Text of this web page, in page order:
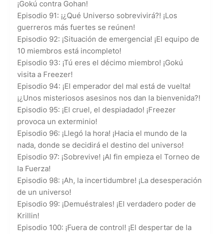
¡Gokú contra Gohan!
Episodio 91: ¡¿Qué Universo sobrevivirá?! ¡Los
guerreros más fuertes se reúnen!
Episodio 92: ¡Situación de emergencia! ¡El equipo de
10 miembros está incompleto!
Episodio 93: ¡Tú eres el décimo miembro! ¡Gokú
visita a Freezer!
Episodio 94: ¡El emperador del mal está de vuelta!
¡¿Unos misteriosos asesinos nos dan la bienvenida?!
Episodio 95: ¡El cruel, el despiadado! ¡Freezer
provoca un exterminio!
Episodio 96: ¡Llegó la hora! ¡Hacia el mundo de la
nada, donde se decidirá el destino del universo!
Episodio 97: ¡Sobrevive! ¡Al fin empieza el Torneo de
la Fuerza!
Episodio 98: ¡Ah, la incertidumbre! ¡La desesperación
de un universo!
Episodio 99: ¡Demuéstrales! ¡El verdadero poder de
Krillin!
Episodio 100: ¡Fuera de control! ¡El despertar de la